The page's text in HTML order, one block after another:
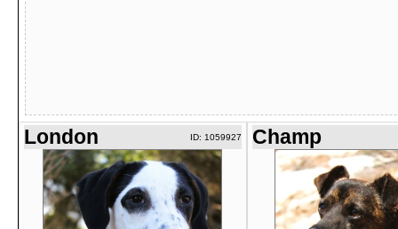
London ID: 1059927 Champ